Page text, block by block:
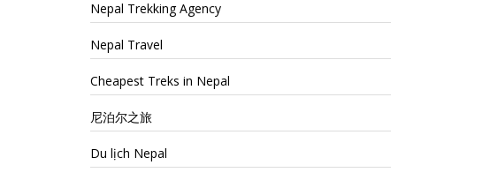
Nepal Trekking Agency
Nepal Travel
Cheapest Treks in Nepal
尼泊尔之旅
Du lịch Nepal